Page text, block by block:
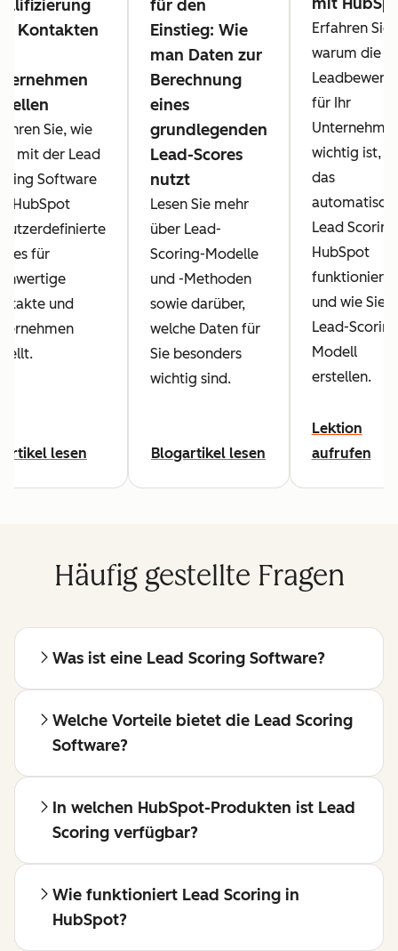
Kontakten
Sie, wie
mit der Lead
Software
HubSpot
für
und
Artikel lesen
für den
Einstieg: Wie
man Daten zur
Berechnung
eines
grundlegenden
Lead-Scores
nutzt
Lesen Sie mehr
über Lead-
Scoring-Modelle
und -Methoden
sowie darüber,
welche Daten für
Sie besonders
wichtig sind.
Blogartikel lesen
Erfahren Sie,
warum die
für Ihr
wichtig ist,
das
Lead
HubSpot
funktioniert
und wie Sie
Lead-
Modell
erstellen.
Lektion
aufrufen
Häufig gestellte Fragen
Was ist eine Lead Scoring Software?
Welche Vorteile bietet die Lead Scoring
Software?
In welchen HubSpot-Produkten ist Lead
Scoring verfügbar?
Wie funktioniert Lead Scoring in
HubSpot?